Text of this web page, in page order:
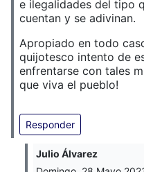
e ilegalidades del tipo
cuentan y se adivinan.
Apropiado en todo
quijotesco intento de
enfrentarse con tales
que viva el pueblo!
Responder
Julio Álvarez